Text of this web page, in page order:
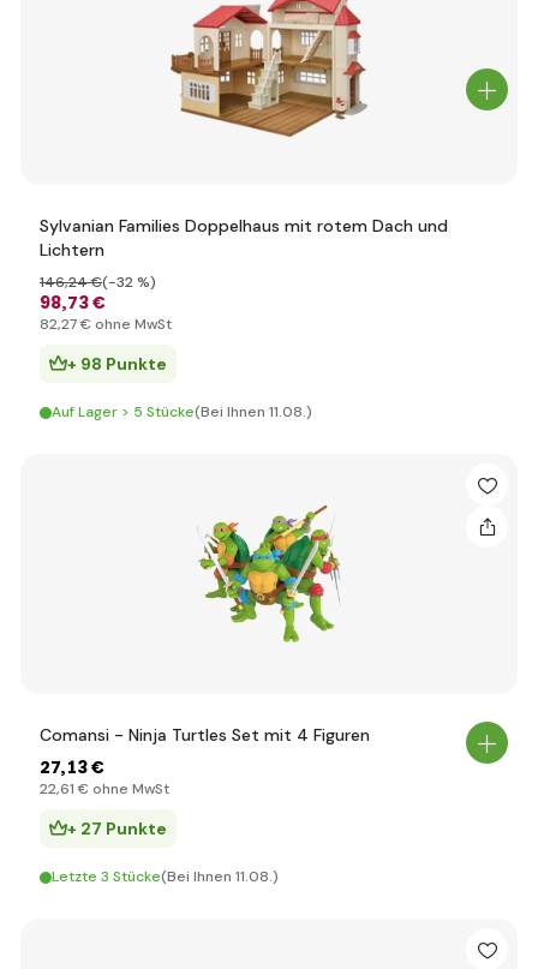
Sylvanian Families Doppelhaus mit rotem Dach und
Lichtern
98,73 €
146,24 €(-32 %)
82,27 € ohne MwSt
+ 98 Punkte
Auf Lager > 5 Stücke(Bei Ihnen 11.08.)
Comansi - Ninja Turtles Set mit 4 Figuren
27,13 €
22,61 € ohne MwSt
+ 27 Punkte
Letzte 3 Stücke(Bei Ihnen 11.08.)